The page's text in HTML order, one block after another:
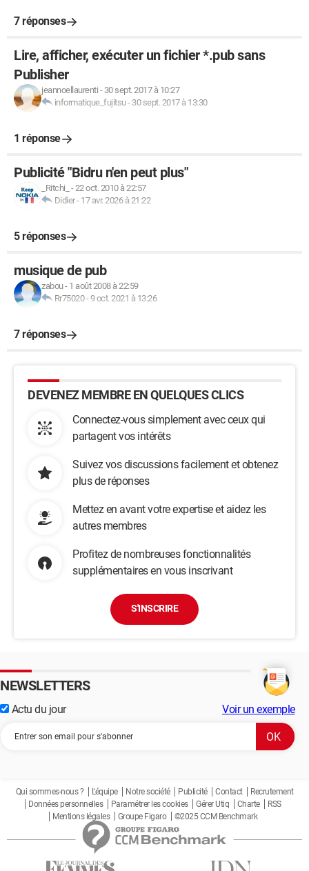
7 réponses
Lire, afficher, exécuter un fichier *.pub sans
Publisher
jeannoellaurenti - 30 sept. 2017 à 10:27
informatique_fujitsu- 30 sept. 2017 à 13:30
1 réponse
Publicité "Bidru n'en peut plus"
_Ritchi_ -22 oct. 2010 à 22:57
Didier- 17 avr. 2026 à 21:22
5 réponses
musique de pub
zabou- 1 août 2008 à 22:59
Rr75020-9 oct. 2021 à 13:26
7 réponses
DEVENEZ MEMBRE EN QUELQUES CLICS
Connectez-vous simplement avec ceux qui
partagent vos intérêts
Suivez vos discussions facilement et obtenez
plus de réponses
Mettez en avant votre expertise et aidez les
autres membres
Profitez de nombreuses fonctionnalités
supplémentaires en vous inscrivant
S'INSCRIRE
NEWSLETTERS
Actu du jour Voir un exemple
Qui sommes-nous ? L'équipe Notre société Publicité Contact
Recrutement
Données personnelles
Paramétrer les cookies Gérer Utiq Charte
RSS
Mentions légales
Groupe Figaro ©2025 CCM Benchmark